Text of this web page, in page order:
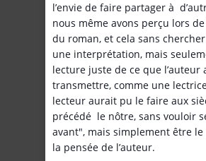
l’envie de faire partager à
nous même avons perçu lors
du roman, et cela sans
une interprétation, mais
lecture juste de ce que l’auteur
transmettre, comme une
lecteur aurait pu le faire aux
précédé le nôtre, sans vouloir
avant", mais simplement être
la pensée de l’auteur.